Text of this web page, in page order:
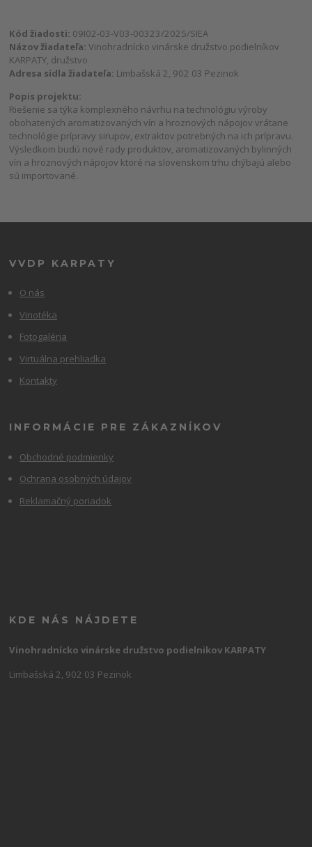
Kód žiadosti: 09I02-03-V03-00323/2025/SIEA
Názov žiadateľa:Vinohradnícko vinárske družstvo podielníkov
KARPATY, družstvo
Adresa sídla žiadateľa: Limbašská 2, 902 03 Pezinok
Popis projektu:
Riešenie sa týka komplexného návrhu na technológiu výroby
obohatených aromatizovaných vín a hroznových nápojov vrátane
technológie prípravy sirupov, extraktov potrebných na ich prípravu.
Výsledkom budú nové rady produktov, aromatizovaných bylinných
vín a hroznových nápojov ktoré na slovenskom trhu chýbajú alebo
sú importované.
VVDP KARPATY
O nás
Vinotéka
Fotogaléria
Virtuálna prehliadka
Kontakty
INFORMÁCIE PRE ZÁKAZNÍKOV
Obchodné podmienky
Ochrana osobných údajov
Reklamačný poriadok
KDE NÁS NÁJDETE
Vinohradnícko vinárske družstvo podielnikov KARPATY
Limbašská 2, 902 03 Pezinok